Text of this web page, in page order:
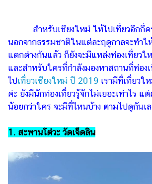
วง
ผู้
หญิง
ผู้ชาย
สุขภาพ
ท่อง
เที่ยว
สูตร
สำหรับเชียงใหม่ ให้ไปเที่ยวอีกกี่ค
นอกจากธรรมชาติในแต่ละฤดูกาลจะทำใ
แตกต่างกันแล้ว ก็ยังจะมีแหล่งท่องเที่ยว
และสำหรับใครที่กำลังมองหาสถานที่ท่อง
ไปเที่ยวเชียงใหม่ ปี 2019 เรามีที่เที่ยว
ค่ะ ยังมีนักท่องเที่ยวรู้จักไม่เยอะเท่าไร แ
น้อยกว่าใคร จะมีที่ไหนบ้าง ตามไปดูกันเ
1. สะพานโต่วะ วัดเจ็ดลิน